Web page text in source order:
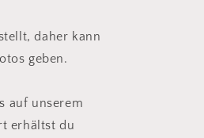
daher kann
geben.
auf unserem
erhältst du